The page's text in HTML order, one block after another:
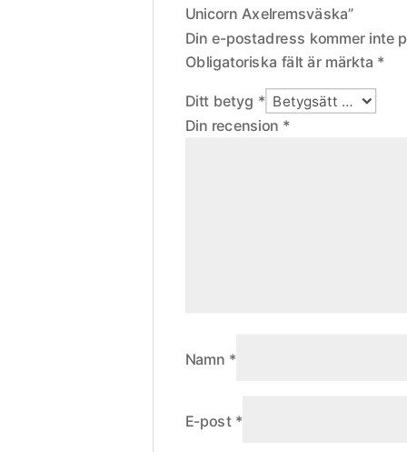
Unicorn Axelremsväska”
Din e-postadress kommer inte
Obligatoriska fält är märkta *
Ditt betyg *
Din recension *
Namn *
E-post *